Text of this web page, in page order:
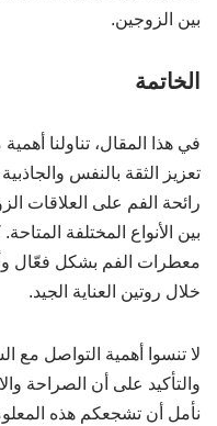
بين الزوجين.
الخاتمة
في هذا المقال، تناولنا
تعزيز الثقة بالنفس
رائحة الفم على العلاقات
بين الأنواع المختلفة
معطرات الفم بشكل فعّال
خلال روتين العناية الجيد.
لا تنسوا أهمية التواصل
والتأكيد على أن الصراحة
نأمل أن تشجعكم هذه